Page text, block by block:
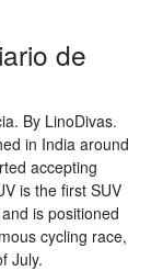
de
By LinoDivas.
in India around
accepting
is the first SUV
is positioned
cycling race,
July.